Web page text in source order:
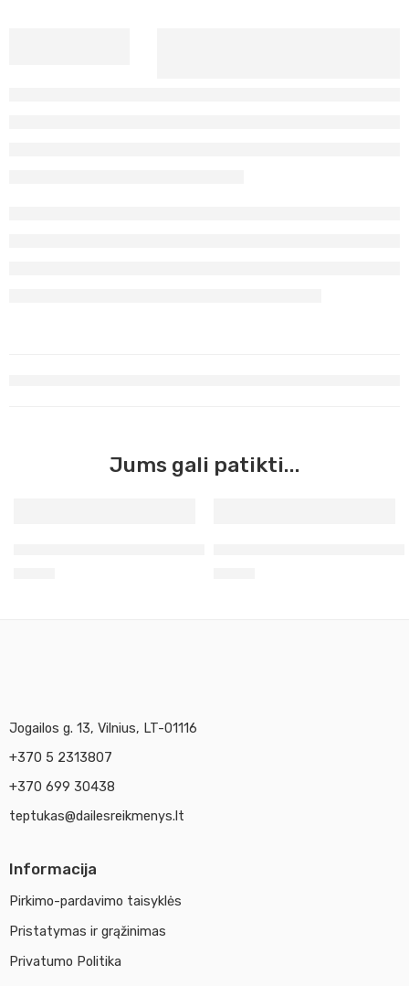
Jums gali patikti...
Jogailos g. 13, Vilnius, LT-01116
+370 5 2313807
+370 699 30438
teptukas@dailesreikmenys.lt
Informacija
Pirkimo-pardavimo taisyklės
Pristatymas ir grąžinimas
Privatumo Politika